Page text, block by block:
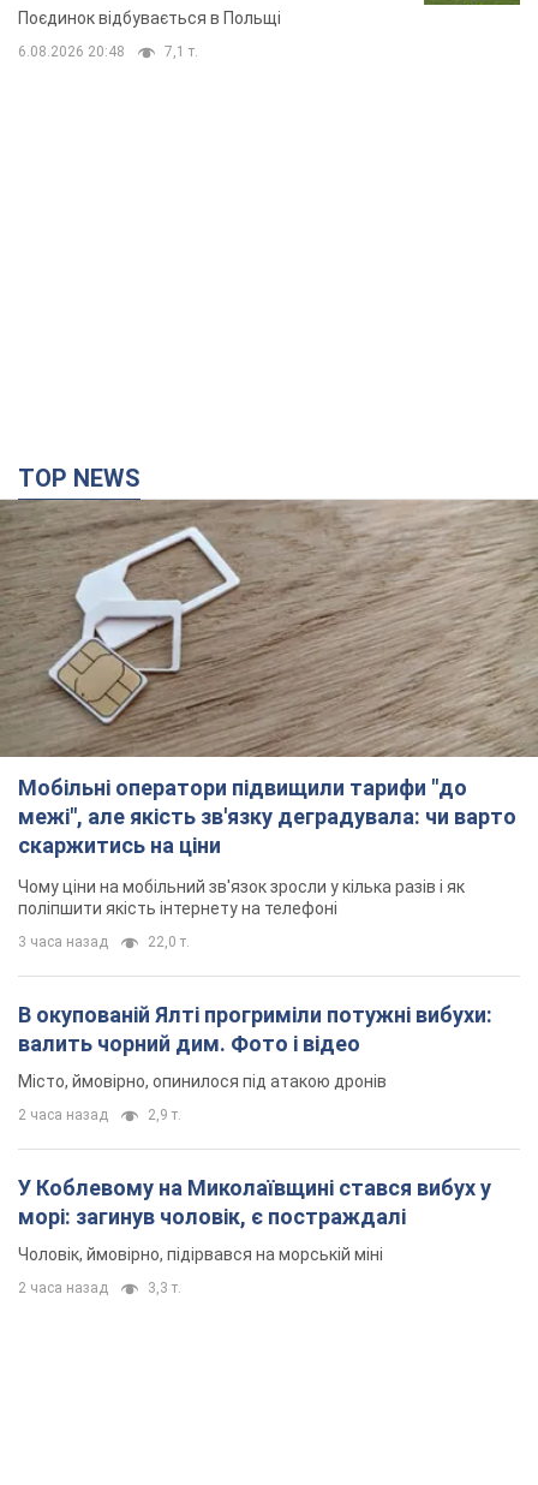
Поєдинок відбувається в Польщі
6.08.2026 20:48 7,1 т.
TOP NEWS
Мобільні оператори підвищили тарифи "до
межі", але якість зв'язку деградувала: чи варто
скаржитись на ціни
Чому ціни на мобільний зв'язок зросли у кілька разів і як
поліпшити якість інтернету на телефоні
3 часа назад 22,0 т.
В окупованій Ялті прогриміли потужні вибухи:
валить чорний дим. Фото і відео
Місто, ймовірно, опинилося під атакою дронів
2 часа назад 2,9 т.
У Коблевому на Миколаївщині стався вибух у
морі: загинув чоловік, є постраждалі
Чоловік, ймовірно, підірвався на морській міні
2 часа назад 3,3 т.